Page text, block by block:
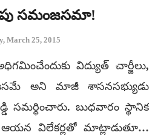
సమంజసమా!
March 25, 2015
విద్యుత్ చార్జీలు,
అని మాజీ శాసనసభ్యుడు
సమర్ధించారు. బుధవారం స్థానిక
విలేకర్లతో మాట్లాడుతూ…